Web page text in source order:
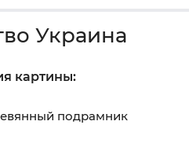
Украина
картины:
подрамник